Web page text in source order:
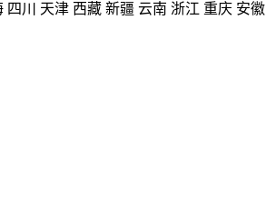
四川 天津 西藏 新疆 云南 浙江 重庆 安徽